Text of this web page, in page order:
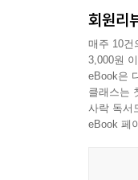
회원리
매주 10건
3,000원
eBook은
클래스는
사락 독서
eBook 페